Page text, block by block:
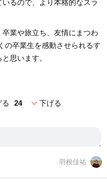
るので、より本格的なスラ
業や旅立ち、友情にまつわ
の卒業生を感動させられるす
思います。
24 expand_more下げる
羽根佳祐